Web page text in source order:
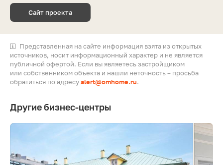
Сайт проекта
Представленная на сайте информация взята из открытых
источников, носит информационный характер и не является
публичной офертой. Если вы являетесь застройщиком
или собственником объекта и нашли неточность – просьба
обратиться по адресуalert@omhome.ru.
Другие бизнес-центры